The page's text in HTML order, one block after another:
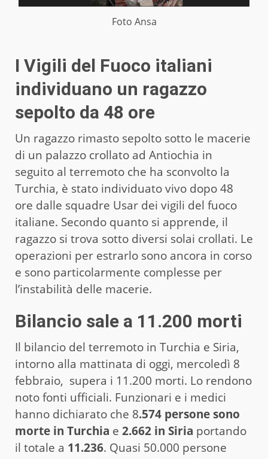
Foto Ansa
I Vigili del Fuoco italiani
individuano un ragazzo
sepolto da 48 ore
Un ragazzo rimasto sepolto sotto le macerie
di un palazzo crollato ad Antiochia in
seguito al terremoto che ha sconvolto la
Turchia, è stato individuato vivo dopo 48
ore dalle squadre Usar dei vigili del fuoco
italiane. Secondo quanto si apprende, il
ragazzo si trova sotto diversi solai crollati. Le
operazioni per estrarlo sono ancora in corso
e sono particolarmente complesse per
l’instabilità delle macerie.
Bilancio sale a 11.200 morti
Il bilancio del terremoto in Turchia e Siria,
intorno alla mattinata di oggi, mercoledì 8
febbraio, supera i 11.200 morti. Lo rendono
noto fonti ufficiali. Funzionari e i medici
hanno dichiarato che 8.574 persone sono
morte in Turchia e 2.662 in Siria portando
il totale a 11.236. Quasi 50.000 persone